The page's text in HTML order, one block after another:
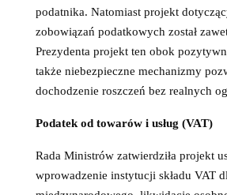
podatnika. Natomiast projekt
zobowiązań podatkowych został
Prezydenta projekt ten obok
także niebezpieczne mechanizmy
dochodzenie roszczeń bez realnych
Podatek od towarów i usług (VAT)
Rada Ministrów zatwierdziła projekt
wprowadzenie instytucji składu VAT